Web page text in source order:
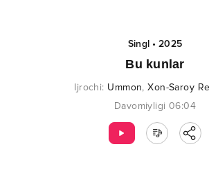
Singl•2025
Bu kunlar
Ijrochi: Ummon,Xon-Saroy
Davomiyligi 06:04